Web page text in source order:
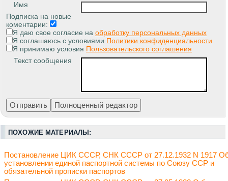
Имя
Подписка на новые
коментарии:
Я даю свое согласие на обработку персональных данных
Я соглашаюсь с условиями Политики конфиденциальности
Я принимаю условия Пользовательского соглашения
Текст сообщения
ПОХОЖИЕ МАТЕРИАЛЫ:
Постановление ЦИК СССР, СНК СССР от 27.12.1932 N 1917
установлении единой паспортной системы по Союзу ССР и
обязательной прописки паспортов